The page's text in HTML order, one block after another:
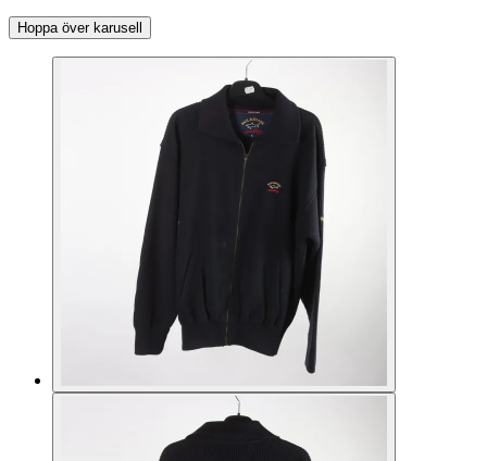
Hoppa över karusell